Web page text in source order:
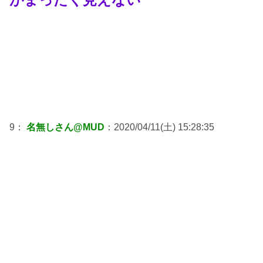
9： 名無しさん@MUD ：2020/04/11(土) 15:28:35